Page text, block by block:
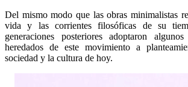
Del mismo modo que las obras minimalistas
vida y las corrientes filosóficas de su
generaciones posteriores adoptaron
heredados de este movimiento a
sociedad y la cultura de hoy.